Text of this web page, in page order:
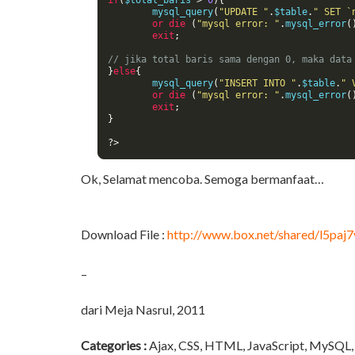
	mysql_query
( "UPDATE " . $table. " SET
or die ( "mysql error: " .mysql_error
exit ;
// jika total baris sama dengan 0, maka
}else{
	mysql_query
( "INSERT INTO " . $table. "
or die ( "mysql error: " .mysql_error
exit ;
}
?>
Ok, Selamat mencoba. Semoga bermanfaat…
Download File : http://www.box.net/shared/
–
dari Meja Nasrul, 2011
Categories :Ajax,CSS, HTML, JavaScript, MySQL,